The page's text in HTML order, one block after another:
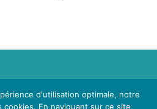
Lot-et-Garonne. Voir
de Confidentialité.
d'utilisation optimale, notre
En naviguant sur ce site,